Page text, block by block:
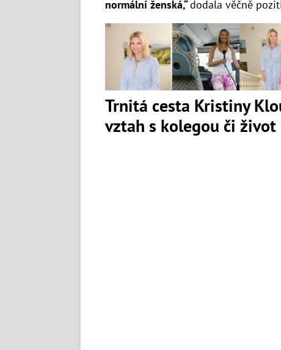
normální ženská,“dodala věčně
Trnitá cesta Kristiny
vztah s kolegou či